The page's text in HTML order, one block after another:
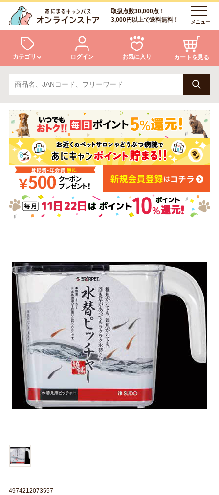
取扱点数30,000点！
3,000円以上で送料無料！
メニュー
カテゴリ
犬 猫
小動物・鳥 アクア・爬虫類・昆虫
ドッグフード キャットフード
美容・ケア用品 服・おさんぽ用品
トリマーグッズ シニアサポート
ログイン お気に入り カートを見る
ログイン
会員登録
あにまるキャンパスについて
アフターサービス
商品リクエスト
4974212073557